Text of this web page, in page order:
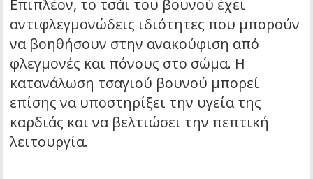
Επιπλέον, το τσάι του βουνού έχει
αντιφλεγμονώδεις ιδιότητες που μπορούν
να βοηθήσουν στην ανακούφιση από
φλεγμονές και πόνους στο σώμα. Η
κατανάλωση τσαγιού βουνού μπορεί
επίσης να υποστηρίξει την υγεία της
καρδιάς και να βελτιώσει την πεπτική
λειτουργία.